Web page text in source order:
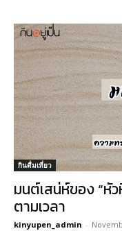
กินดื่มเที่ยว
มนต์เสน่ห์ของ “หั
ตามเวลา
kinyupen_admin -